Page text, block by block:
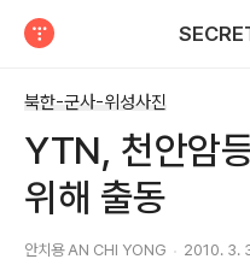
북한-군사-위성사진
YTN, 천안암
위해 출동
안치용 AN CHI YONG 2010. 3.